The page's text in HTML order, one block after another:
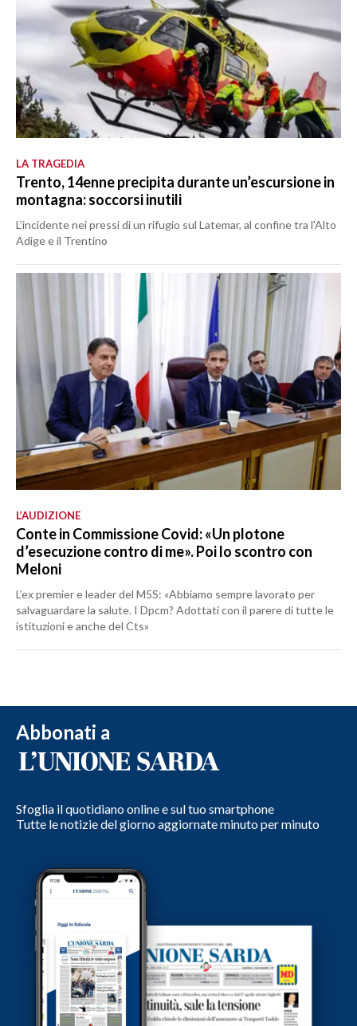
LA TRAGEDIA
Trento, 14enne precipita durante un’escursione in
montagna: soccorsi inutili
L’incidente nei pressi di un rifugio sul Latemar, al confine tra l'Alto
Adige e il Trentino
L’AUDIZIONE
Conte in Commissione Covid: «Un plotone
d’esecuzione contro di me». Poi lo scontro con
Meloni
L’ex premier e leader del M5S: «Abbiamo sempre lavorato per
salvaguardare la salute. I Dpcm? Adottati con il parere di tutte le
istituzioni e anche del Cts»
Abbonati a
Sfoglia il quotidiano online e sul tuo smartphone
Tutte le notizie del giorno aggiornate minuto per minuto